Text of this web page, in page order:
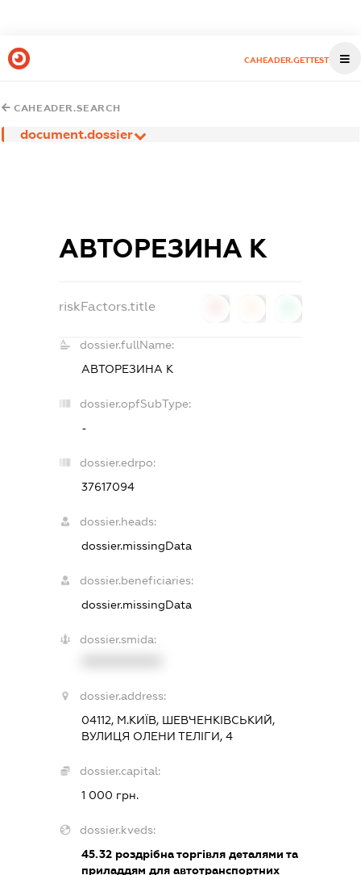
CAHEADER.GETTEST
CAHEADER.SEARCH
document.dossier
АВТОРЕЗИНА К
riskFactors.title
dossier.fullName:
АВТОРЕЗИНА К
dossier.opfSubType:
-
dossier.edrpo:
37617094
dossier.heads:
dossier.missingData
dossier.beneficiaries:
dossier.missingData
dossier.smida:
dossier.address:
04112, М.КИЇВ, ШЕВЧЕНКІВСЬКИЙ,
ВУЛИЦЯ ОЛЕНИ ТЕЛІГИ, 4
dossier.capital:
1 000 грн.
dossier.kveds:
45.32 роздрібна торгівля деталями та
приладдям для автотранспортних